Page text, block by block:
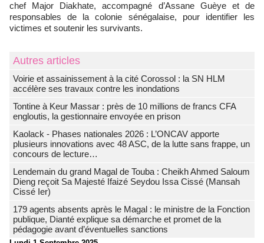
chef Major Diakhate, accompagné d’Assane Guèye et de
responsables de la colonie sénégalaise, pour identifier les
victimes et soutenir les survivants.
Autres articles
Voirie et assainissement à la cité Corossol : la SN HLM
accélère ses travaux contre les inondations
Tontine à Keur Massar : près de 10 millions de francs CFA
engloutis, la gestionnaire envoyée en prison
Kaolack - Phases nationales 2026 : L’ONCAV apporte
plusieurs innovations avec 48 ASC, de la lutte sans frappe, un
concours de lecture…
Lendemain du grand Magal de Touba : Cheikh Ahmed Saloum
Dieng reçoit Sa Majesté Ifaizé Seydou Issa Cissé (Mansah
Cissé Ier)
179 agents absents après le Magal : le ministre de la Fonction
publique, Dianté explique sa démarche et promet de la
pédagogie avant d’éventuelles sanctions